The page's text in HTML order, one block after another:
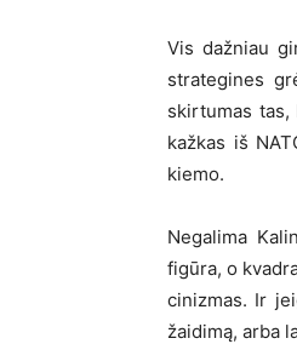
Vis dažniau
strategines
skirtumas
kažkas iš
kiemo.
Negalima
figūra, o
cinizmas. Ir
žaidimą, arba